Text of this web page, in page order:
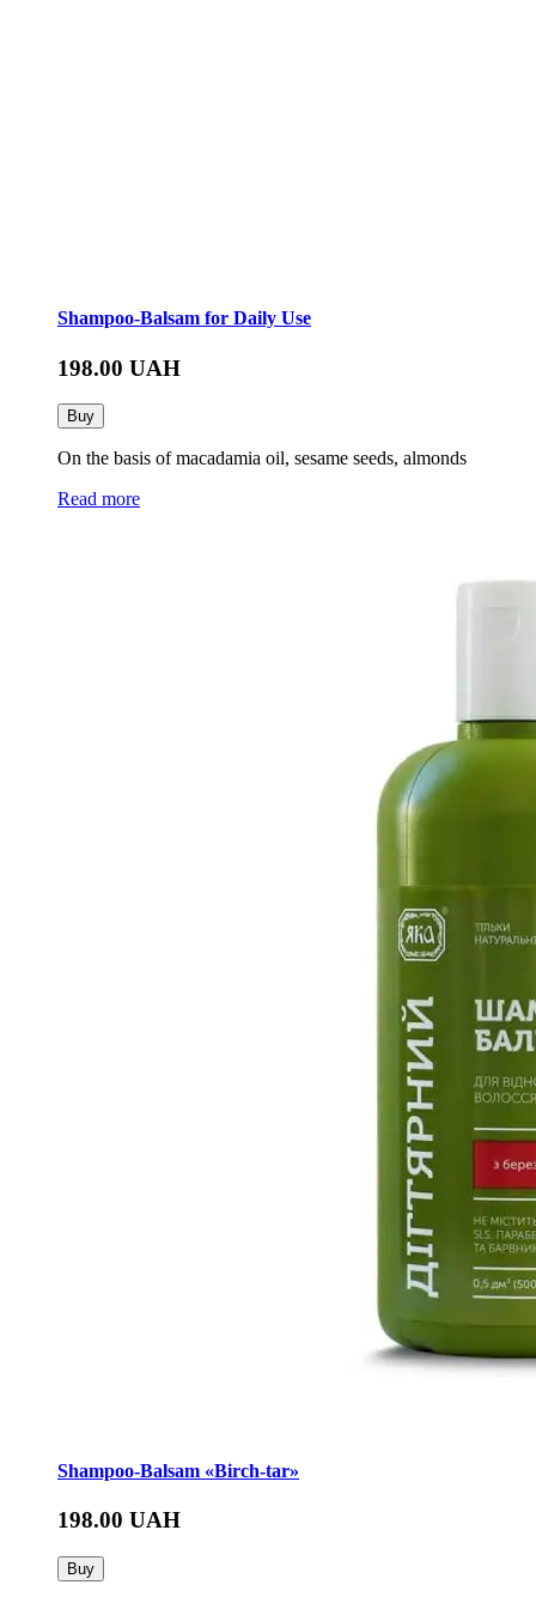
Shampoo-Balsam for Daily Use
198.00 UAH
Buy
On the basis of macadamia oil, sesame seeds, almonds
Read more
Shampoo-Balsam «Birch-tar»
198.00 UAH
Buy